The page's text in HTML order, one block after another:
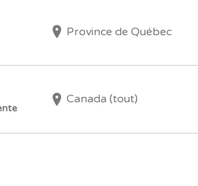
Province de Québec
Canada (tout)